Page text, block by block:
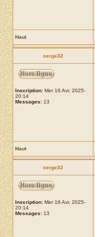
Haut
serge32
Inscription: Mer 16 Avr, 2025-
20:14
Messages: 13
Haut
serge32
Inscription: Mer 16 Avr, 2025-
20:14
Messages: 13